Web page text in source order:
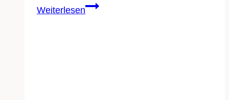
WeiterlesenSUNLIGHT